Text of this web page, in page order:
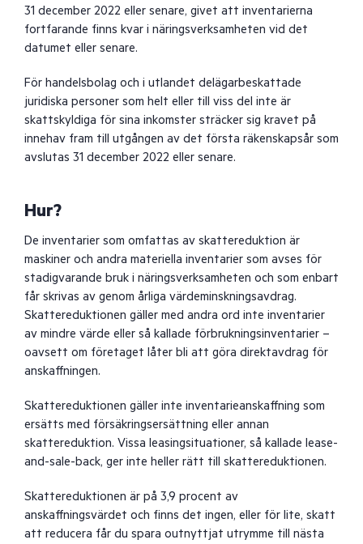
31 december 2022 eller senare, givet att inventarierna
fortfarande finns kvar i näringsverksamheten vid det
datumet eller senare.
För handelsbolag och i utlandet delägarbeskattade
juridiska personer som helt eller till viss del inte är
skattskyldiga för sina inkomster sträcker sig kravet på
innehav fram till utgången av det första räkenskapsår som
avslutas 31 december 2022 eller senare.
Hur?
De inventarier som omfattas av skattereduktion är
maskiner och andra materiella inventarier som avses för
stadigvarande bruk i näringsverksamheten och som enbart
får skrivas av genom årliga värdeminskningsavdrag.
Skattereduktionen gäller med andra ord inte inventarier
av mindre värde eller så kallade förbrukningsinventarier –
oavsett om företaget låter bli att göra direktavdrag för
anskaffningen.
Skattereduktionen gäller inte inventarieanskaffning som
ersätts med försäkringsersättning eller annan
skattereduktion. Vissa leasingsituationer, så kallade lease-
and-sale-back, ger inte heller rätt till skattereduktionen.
Skattereduktionen är på 3,9 procent av
anskaffningsvärdet och finns det ingen, eller för lite, skatt
att reducera får du spara outnyttjat utrymme till nästa